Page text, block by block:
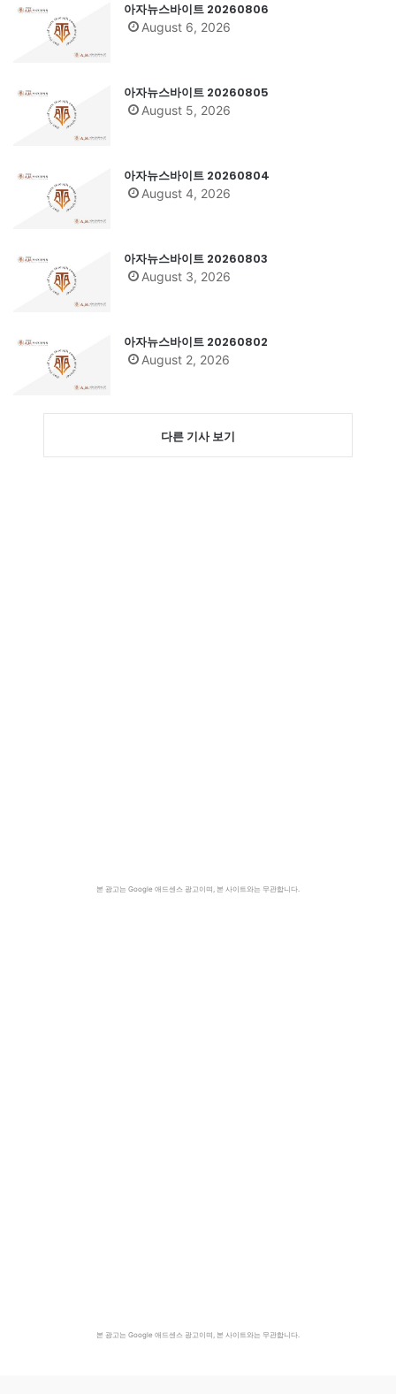
아자뉴스바이트 20260806
August 6, 2026
아자뉴스바이트 20260805
August 5, 2026
아자뉴스바이트 20260804
August 4, 2026
아자뉴스바이트 20260803
August 3, 2026
아자뉴스바이트 20260802
August 2, 2026
다른 기사 보기
본 광고는 Google 애드센스 광고이며, 본 사이트와는 무관합니다.
본 광고는 Google 애드센스 광고이며, 본 사이트와는 무관합니다.